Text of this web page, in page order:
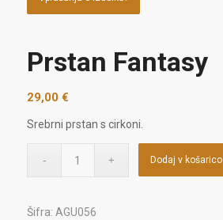
Prstan Fantasy
29,00 €
Srebrni prstan s cirkoni.
Dodaj v košarico
Šifra: AGU056